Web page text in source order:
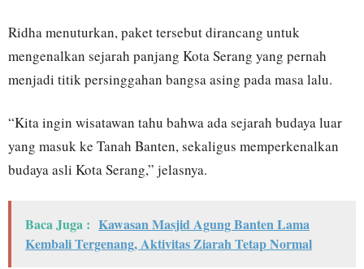
Ridha menuturkan, paket tersebut dirancang untuk
mengenalkan sejarah panjang Kota Serang yang pernah
menjadi titik persinggahan bangsa asing pada masa lalu.
“Kita ingin wisatawan tahu bahwa ada sejarah budaya luar
yang masuk ke Tanah Banten, sekaligus memperkenalkan
budaya asli Kota Serang,” jelasnya.
Baca Juga : Kawasan Masjid Agung Banten Lama
Kembali Tergenang, Aktivitas Ziarah Tetap Normal